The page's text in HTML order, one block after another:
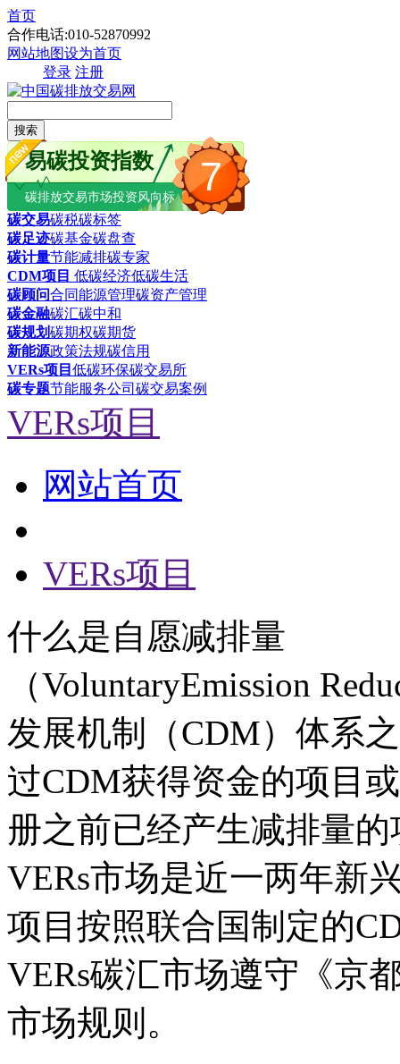
首页
合作电话:010-52870992
网站地图设为首页
登录 注册
搜索
7
易碳投资指数
碳排放交易市场投资风向标
碳交易碳税碳标签
碳足迹碳基金碳盘查
碳计量节能减排碳专家
CDM项目 低碳经济低碳生活
碳顾问合同能源管理碳资产管理
碳金融碳汇碳中和
碳规划碳期权碳期货
新能源政策法规碳信用
VERs项目 低碳环保碳交易所
碳专题节能服务公司 碳交易案例
VERs项目
网站首页
VERs项目
什么是自愿减排量
（VoluntaryEmission
发展机制（CDM）体系
过CDM获得资金的项目
册之前已经产生减排量
VERs市场是近一两年新
项目按照联合国制定的
VERs碳汇市场遵守《京
市场规则。